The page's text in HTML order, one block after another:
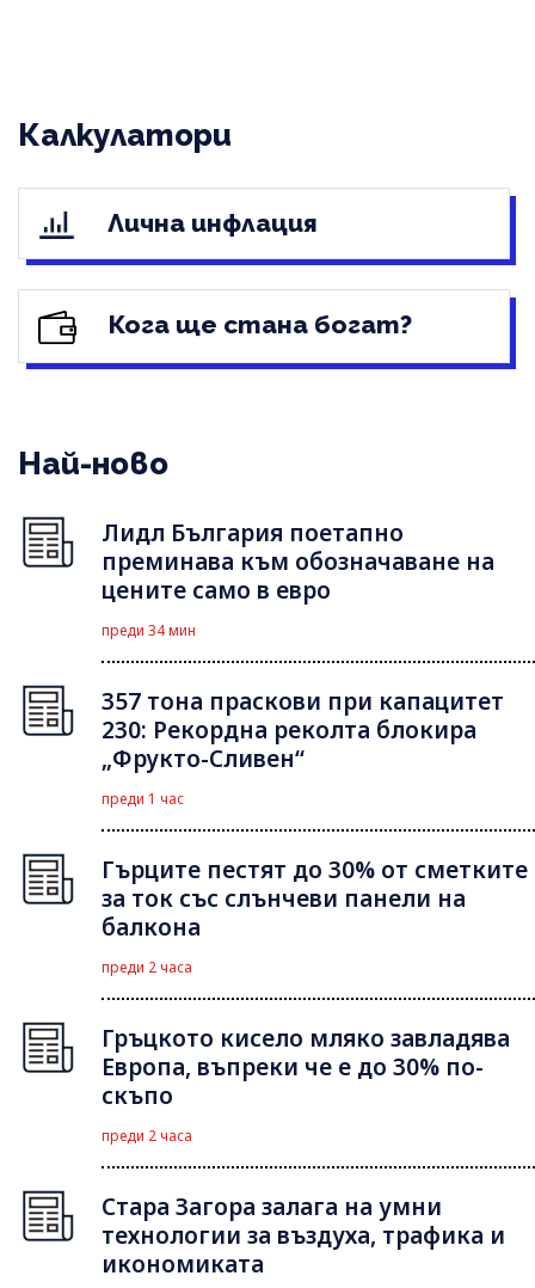
Калкулатори
Лична инфлация
Кога ще стана богат?
Най-ново
Лидл България поетапно
преминава към обозначаване на
цените само в евро
преди 34 мин
357 тона праскови при капацитет
230: Рекордна реколта блокира
„Фрукто-Сливен“
преди 1 час
Гърците пестят до 30% от сметките
за ток със слънчеви панели на
балкона
преди 2 часа
Гръцкото кисело мляко завладява
Европа, въпреки че е до 30% по-
скъпо
преди 2 часа
Стара Загора залага на умни
технологии за въздуха, трафика и
икономиката